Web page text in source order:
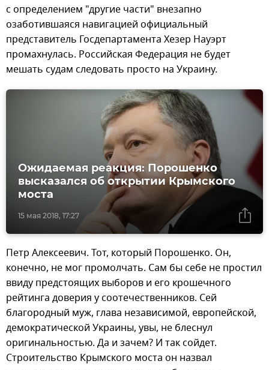
с определением "другие части" внезапно
озаботившаяся навигацией официальный
представитель Госдепартамента Хезер Науэрт
промахнулась. Российская Федерация не будет
мешать судам следовать просто на Украину.
15 мая 2018, 17:27
Ожидаемая реакция: Порошенко
высказался об открытии Крымского
моста
Петр Алексеевич. Тот, который Порошенко. Он,
конечно, не мог промолчать. Сам бы себе не простил
ввиду предстоящих выборов и его крошечного
рейтинга доверия у соотечественников. Сей
благородный муж, глава независимой, европейской,
демократической Украины, увы, не блеснул
оригинальностью. Да и зачем? И так сойдет.
Строительство Крымского моста он назвал